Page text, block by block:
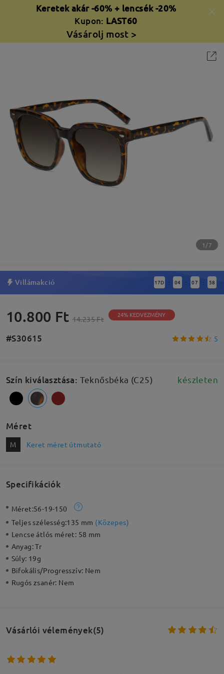
Keretek akár -60% + lencsék -20%
Kupon: LAST60
Vásárolj most >
1/7
Villámakció 17D : 04 : 07 : 58
10.800 Ft 14.235 Ft 24% KEDVEZMÉNY
#S30615 5
Szín kiválasztása: Teknősbéka (C25) készleten
Méret
M Keret méret útmutató
Specifikációk
Méret:56-19-150
Teljes szélesség:135 mm (Közepes)
Lencse átlós méret: 58 mm
Anyag:Tr
Súly: 19g
Bifokális/Progresszív: Nem
Rugós zsanér: Nem
Vásárlói vélemények(5)